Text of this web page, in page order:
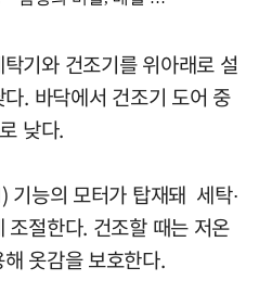
기와 건조기를 위아래로 설
. 바닥에서 건조기 도어 중
낮다.
기능의 모터가 탑재돼 세탁∙
조절한다. 건조할 때는 저온
옷감을 보호한다.